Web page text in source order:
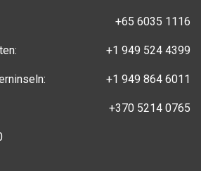
+65 6035 1116
+1 949 524 4399
+1 949 864 6011
+370 5214 0765